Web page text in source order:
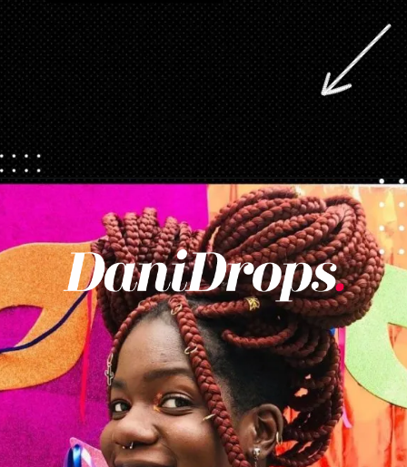
https://danidrops.com.br/tendencia-de-corte-para-cabelo-crespo-feminino/